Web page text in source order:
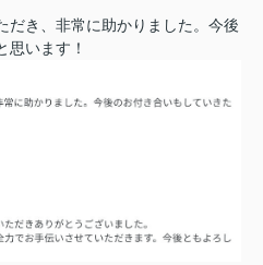
だき、非常に助かりました。今後
思います！